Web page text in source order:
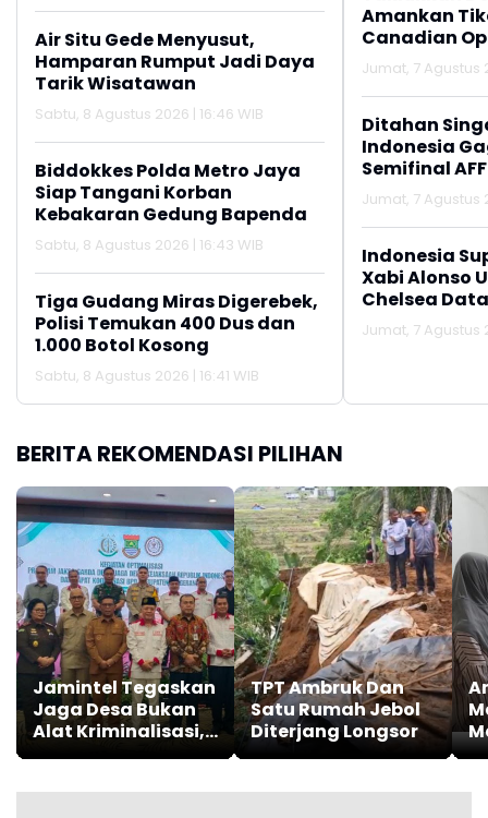
Air Situ Gede Menyusut,
Hamparan Rumput Jadi Daya
Tarik Wisatawan
Sabtu, 8 Agustus 2026 | 16:46 WIB
Biddokkes Polda Metro Jaya
Siap Tangani Korban
Kebakaran Gedung Bapenda
Sabtu, 8 Agustus 2026 | 16:43 WIB
Tiga Gudang Miras Digerebek,
Polisi Temukan 400 Dus dan
1.000 Botol Kosong
Sabtu, 8 Agustus 2026 | 16:41 WIB
Amankan
Canadian
Jumat, 7 Agustus
Ditahan
Indonesia
Semifinal
Jumat, 7 Agustus
Indonesia
Xabi Alonso
Chelsea
Jumat, 7 Agustus
BERITA REKOMENDASI PILIHAN
Jamintel Tegaskan
Jaga Desa Bukan
Alat Kriminalisasi,
Tapi Penguat Tata
TPT Ambruk Dan
Satu Rumah Jebol
Diterjang Longsor